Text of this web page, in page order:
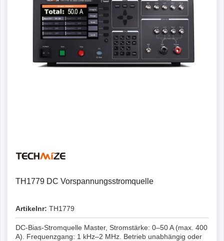
TH1779 DC Vorspannungsstromquelle
Artikelnr: TH1779
DC-Bias-Stromquelle Master, Stromstärke: 0–50 A (max. 400
A). Frequenzgang: 1 kHz–2 MHz. Betrieb unabhängig oder